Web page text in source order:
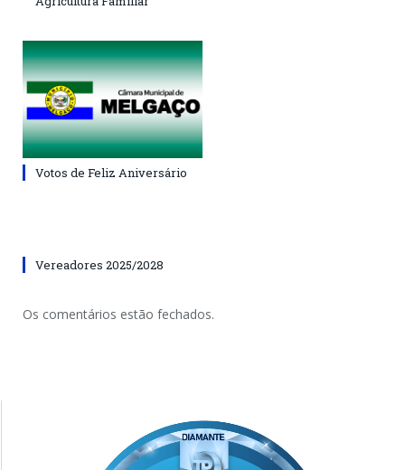
Votos de Feliz Aniversário
Vereadores 2025/2028
Os comentários estão fechados.